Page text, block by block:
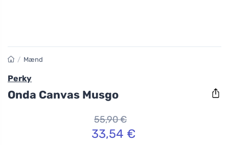
/ Mænd
Perky
Onda Canvas Musgo
55,90 €
33,54 €